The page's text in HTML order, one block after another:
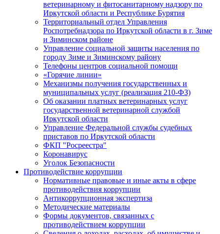
ветеринарному и фитосанитарному надзору по
Иркутской области и Республике Бурятия
Территориальный отдел Управления
Роспотребнадзора по Иркутской области в г. Зиме
и Зиминском районе
Управление социальной защиты населения по
городу Зиме и Зиминскому району
Телефоны центров социальной помощи
«Горячие линии»
Механизмы получения государственных и
муниципальных услуг (реализация 210-ФЗ)
Об оказании платных ветеринарных услуг
государственной ветеринарной службой
Иркутской области
Управление Федеральной службы судебных
приставов по Иркутской области
ФКП "Росреестра"
Коронавирус
Уголок Безопасности
Противодействие коррупции
Нормативные правовые и иные акты в сфере
противодействия коррупции
Антикоррупционная экспертиза
Методические материалы
Формы документов, связанных с
противодействием коррупции